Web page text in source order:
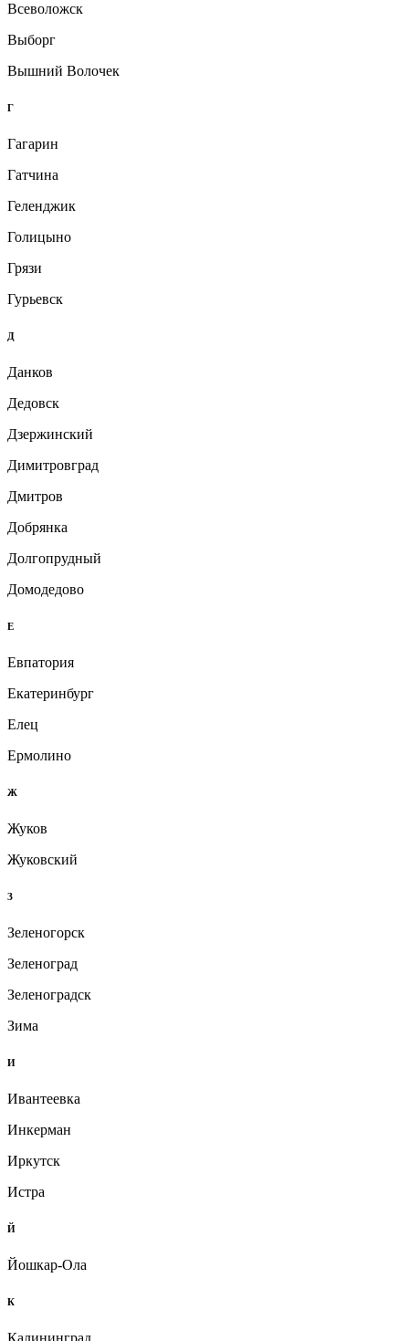
Всеволожск
Выборг
Вышний Волочек
Г
Гагарин
Гатчина
Геленджик
Голицыно
Грязи
Гурьевск
Д
Данков
Дедовск
Дзержинский
Димитровград
Дмитров
Добрянка
Долгопрудный
Домодедово
Е
Евпатория
Екатеринбург
Елец
Ермолино
Ж
Жуков
Жуковский
З
Зеленогорск
Зеленоград
Зеленоградск
Зима
И
Ивантеевка
Инкерман
Иркутск
Истра
Й
Йошкар-Ола
К
Калининград